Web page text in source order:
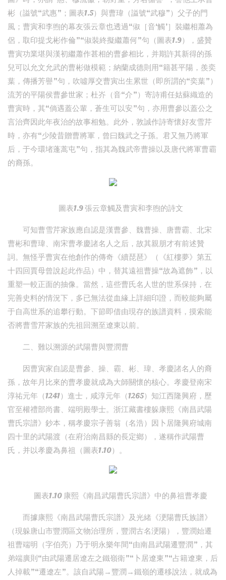
彬（謚號“武惠”；圖表1.5）與曹瑋（謚號“武穆”）父子的門
風；曹寅和李煦的幕友張云章也透過“俶［音‘觸’］裝繼相蕭為
侶，取印提戈彬作倫”“俶裝終擬繼蕭何”句（圖表1.9），盛贊
曹寅功業堪與漢初繼蕭作甚相的曹參相比，并期許其新得的孫
兒可以允文允武的曹彬做模範；納蘭成德則用“籍甚平陽，羨奕
葉，傳播芳譽”句，吹噓厚交曹寅出生累世（即所謂的“奕葉”）
流芳的平陽侯曹參世家；杜岕（音“介”）寄詩甫任姑蘇織造的
曹寅時，其“倘遇蓋公輩，蒼生可以安”句，亦用曹參以蓋公之
言治齊因此年夜治的故事相勉。此外，敦誠作詩寄懷好友雪芹
時，亦有“少陵昔贈曹將軍，曾曰魏武之子孫。君又無乃將軍
后，于今環堵蓬蒿屯”句，指其為魏武帝曹操以及唐代將軍曹霸
的裔孫。
圖表1.9 張云章觸及曹寅和李煦的詩文
可知曹雪芹家族應自認是漢曹參、魏曹操、唐曹霸、北宋
曹彬和曹瑋、南宋曹孝慶諸名人之后，故其親朋才有前述贊
詞。無怪乎曹寅在他創作的傳奇《續琵琶》（《紅樓夢》第五
十四回賈母曾說起此作品）中，替其遠祖曹操“故為遮飾”，以
重塑一較正面的抽像。當然，這些曹氏名人世的世系保持，在
完善史料的情況下，多已無法從血緣上詳細印證，而較能夠屬
于自高世系的追攀行動。下節即借由現存的族譜資料，摸索能
否將曹雪芹家族的先祖回溯至遼東以前。
二、難以溯源的武陽曹與豐潤曹
因曹寅家自認是曹參、操、霸、彬、瑋、孝慶諸名人的裔
孫，故年月比來的曹孝慶就成為大師關懷的核心。孝慶登南宋
淳祐元年（1241）進士，咸淳元年（1265）知江西隆興府，歷
官至權禮部尚書、端明殿學士。浙江藏書樓躲康熙《南昌武陽
曹氏宗譜》鈔本，稱孝慶宗子善翁（名浩）因卜居隆興府城南
四十里的武陽渡（在府治南昌縣的長定鄉），遂稱作武陽曹
氏，并以孝慶為鼻祖（圖表1.10）。
圖表1.10 康熙《南昌武陽曹氏宗譜》中的鼻祖曹孝慶
而據康熙《南昌武陽曹氏宗譜》及光緒《浭陽曹氏族譜》
（現躲唐山市豐潤區文物治理所，豐潤古名浭陽），豐潤始遷
祖曹端明（字伯亮）乃于明永樂年間“由南昌武陽遷豐潤”，其
弟端廣則“由武陽遷居遼左之鐵嶺衛”“卜居遼東”“占籍遼東，后
人掉載”“遷遼左”。該自武陽→豐潤→鐵嶺的遷移說法，就成為